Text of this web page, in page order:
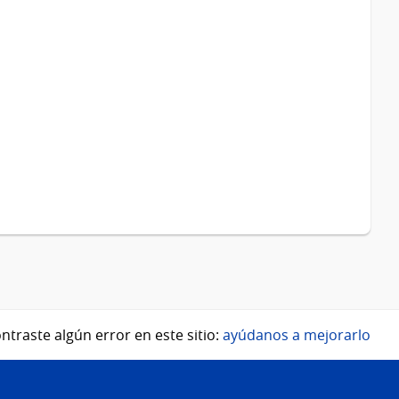
algún error en este sitio: ayúdanos a mejorarlo